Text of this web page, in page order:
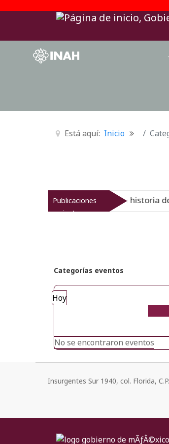
Está aquí: Inicio
Publicaciones
recientes
del Virreinato muestra la historia del
Categorías eventos
Hoy
No se encontraron eventos
Insurgentes Sur 1940, col. Florida,